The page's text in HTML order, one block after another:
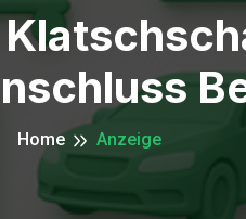
Home Anzeige